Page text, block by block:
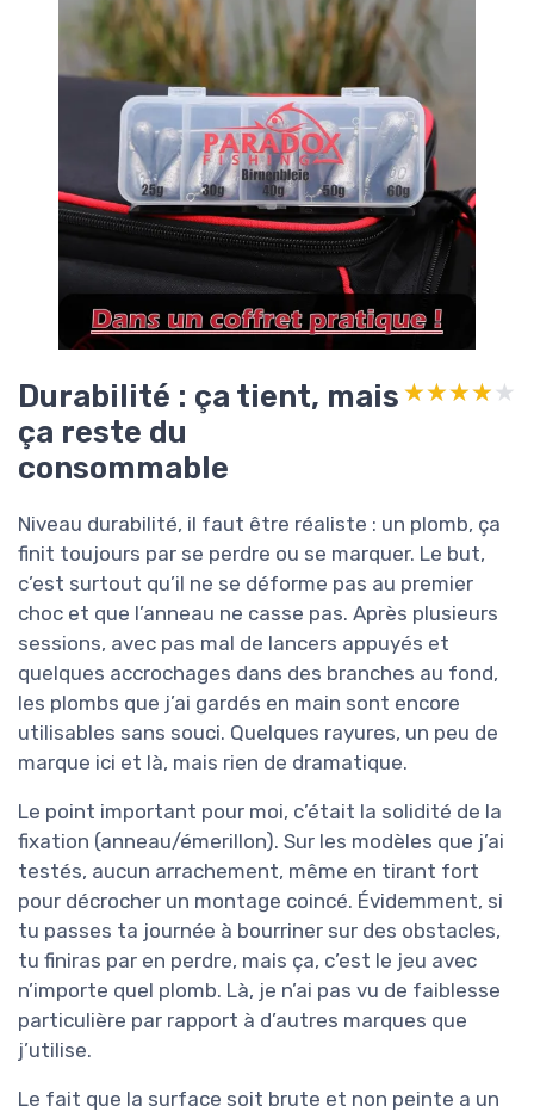
Durabilité : ça tient, mais
ça reste du
consommable
★★★★★
★★★★★
Niveau durabilité, il faut être réaliste : un plomb, ça
finit toujours par se perdre ou se marquer. Le but,
c’est surtout qu’il ne se déforme pas au premier
choc et que l’anneau ne casse pas. Après plusieurs
sessions, avec pas mal de lancers appuyés et
quelques accrochages dans des branches au fond,
les plombs que j’ai gardés en main sont encore
utilisables sans souci. Quelques rayures, un peu de
marque ici et là, mais rien de dramatique.
Le point important pour moi, c’était la solidité de la
fixation (anneau/émerillon). Sur les modèles que j’ai
testés, aucun arrachement, même en tirant fort
pour décrocher un montage coincé. Évidemment, si
tu passes ta journée à bourriner sur des obstacles,
tu finiras par en perdre, mais ça, c’est le jeu avec
n’importe quel plomb. Là, je n’ai pas vu de faiblesse
particulière par rapport à d’autres marques que
j’utilise.
Le fait que la surface soit brute et non peinte a un